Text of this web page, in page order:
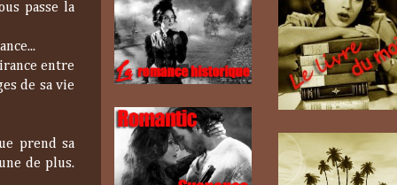
passe la
entre
de sa vie
prend sa
de plus.